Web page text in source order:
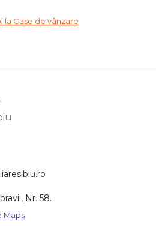
la Case de vânzare
Nr. 58.
Maps